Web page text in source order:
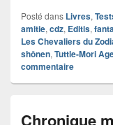
Posté dans Livres,
amitie, cdz, Editis,
Les Chevaliers du
shônen, Tuttle-Mori
commentaire
Chronique